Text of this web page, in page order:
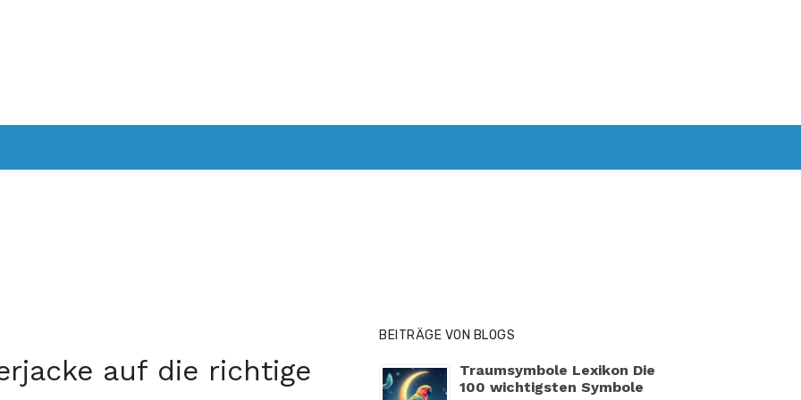
auf die richtige
BEITRÄGE VON BLOGS
Traumsymbole Lexikon Die
100 wichtigsten Symbole